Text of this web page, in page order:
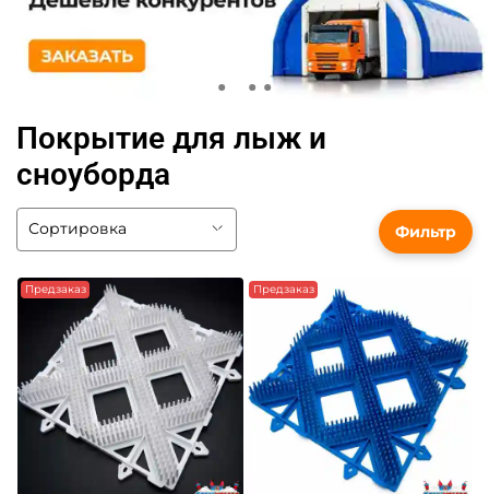
Покрытие для лыж и
сноуборда
Предзаказ Предзаказ
Фильтр